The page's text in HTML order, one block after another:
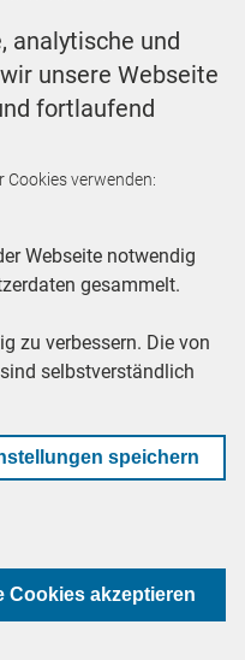
erneut
Freiheiten
in
Wird der
analytische und
unsere Webseite
fortlaufend
Cookies verwenden:
Webseite notwendig
gesammelt.
zu verbessern. Die von
selbstverständlich
speichern
Cookies akzeptieren